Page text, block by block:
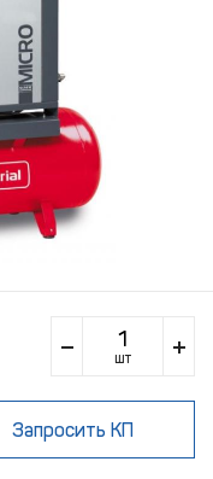
шт
Запросить КП